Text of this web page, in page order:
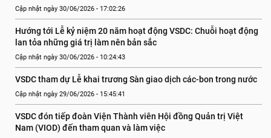
Cập nhật ngày 30/06/2026 - 17:02:26
Hướng tới Lễ kỷ niệm 20 năm hoạt động VSDC: Chuỗi hoạt động
lan tỏa những giá trị làm nên bản sắc
Cập nhật ngày 30/06/2026 - 10:24:43
VSDC tham dự Lễ khai trương Sàn giao dịch các-bon trong nước
Cập nhật ngày 29/06/2026 - 15:45:41
VSDC đón tiếp đoàn Viện Thành viên Hội đồng Quản trị Việt
Nam (VIOD) đến tham quan và làm việc